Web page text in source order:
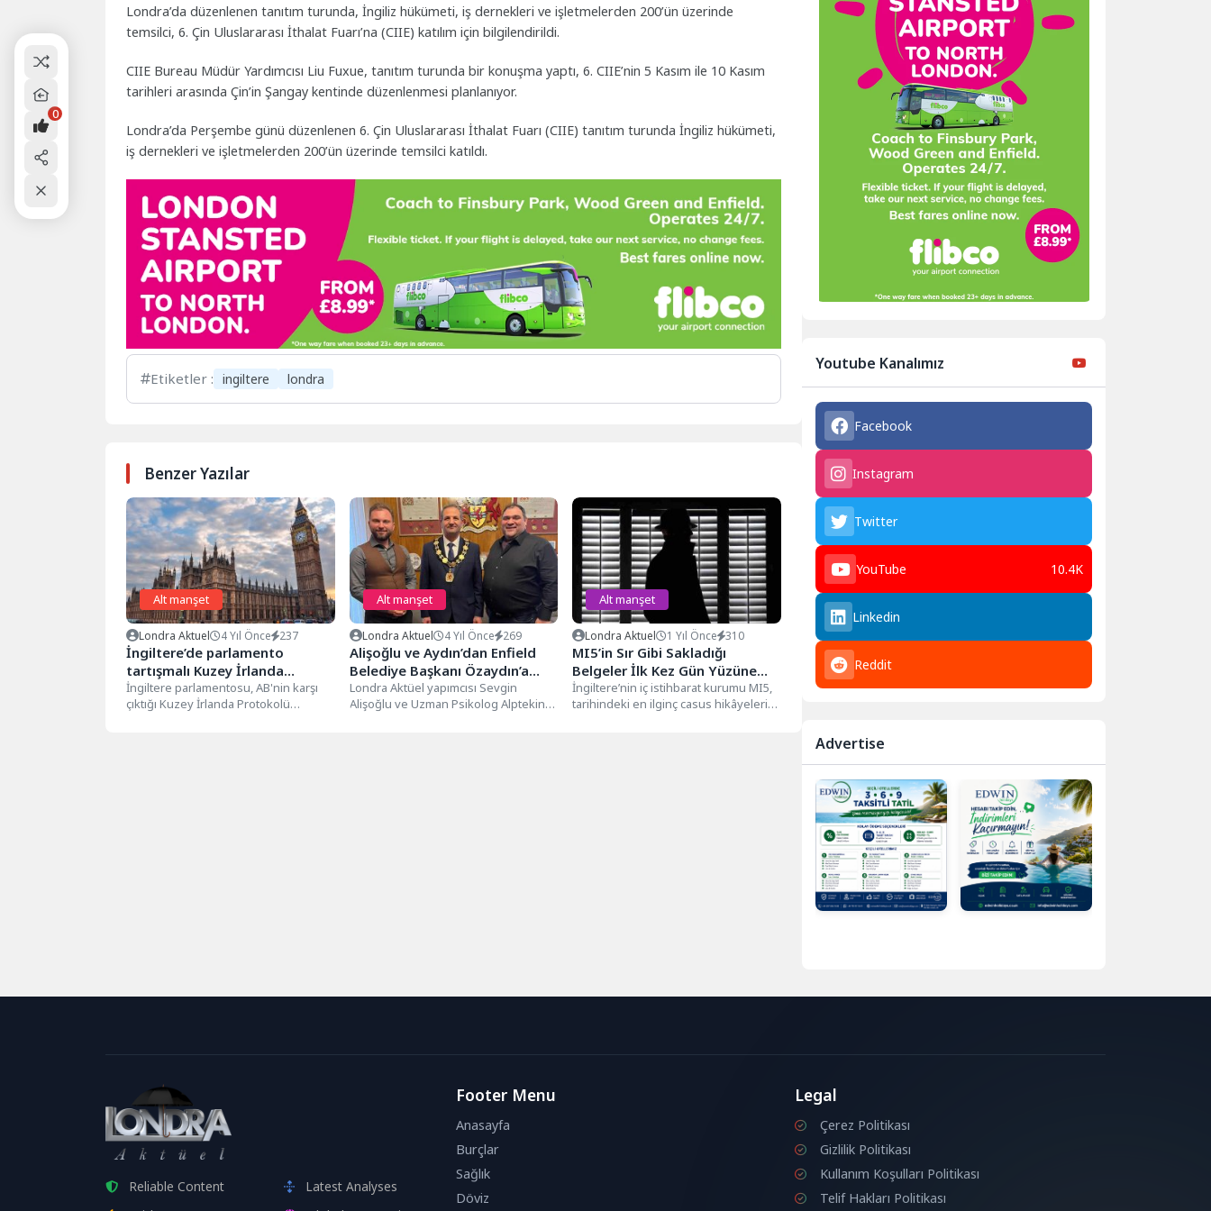
Londra’da düzenlenen tanıtım turunda, İngiliz hükümeti, iş dernekleri ve işletmelerden 200’ün üzerinde
temsilci, 6. Çin Uluslararası İthalat Fuarı’na (CIIE) katılım için bilgilendirildi.
CIIE Bureau Müdür Yardımcısı Liu Fuxue, tanıtım turunda bir konuşma yaptı, 6. CIIE’nin 5 Kasım ile 10 Kasım
tarihleri arasında Çin’in Şangay kentinde düzenlenmesi planlanıyor.
Londra’da Perşembe günü düzenlenen 6. Çin Uluslararası İthalat Fuarı (CIIE) tanıtım turunda İngiliz hükümeti,
iş dernekleri ve işletmelerden 200’ün üzerinde temsilci katıldı.
Etiketler : ingiltere londra
Benzer Yazılar
Alt manşet
Londra Aktuel 4 Yıl Önce 237
İngiltere’de parlamento
tartışmalı Kuzey İrlanda
Protokolü’nü destekledi
İngiltere parlamentosu, AB'nin karşı
çıktığı Kuzey İrlanda Protokolü
Alt manşet
Londra Aktuel 4 Yıl Önce 269
Alişoğlu ve Aydın’dan Enfield
Belediye Başkanı Özaydın’a
ziyaret
Londra Aktüel yapımcısı Sevgin
Alişoğlu ve Uzman Psikolog Alptekin
Alt manşet
Londra Aktuel 1 Yıl Önce 310
MI5’in Sır Gibi Sakladığı
Belgeler İlk Kez Gün Yüzüne
Çıktı
İngiltere’nin iç istihbarat kurumu MI5,
tarihindeki en ilginç casus hikâyelerini
Youtube Kanalımız
Facebook
Instagram
Twitter
YouTube 10.4K
Linkedin
Reddit
Advertise
Reliable Content
Latest Analyses
Footer Menu
Anasayfa
Burçlar
Sağlık
Döviz
Legal
Çerez Politikası
Gizlilik Politikası
Kullanım Koşulları Politikası
Telif Hakları Politikası
0